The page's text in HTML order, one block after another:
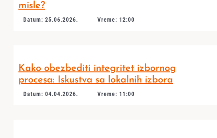
misle?
Datum: 25.06.2026. Vreme: 12:00
Kako obezbediti integritet izbornog
procesa: Iskustva sa lokalnih izbora
Datum: 04.04.2026. Vreme: 11:00